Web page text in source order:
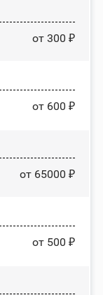
от 300 ₽
от 600 ₽
от 65000 ₽
от 500 ₽